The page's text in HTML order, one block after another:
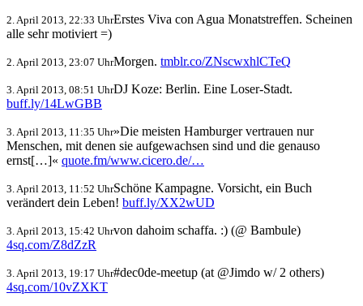
2. April 2013, 22:33 UhrErstes Viva con Agua Monatstreffen. Scheinen
alle sehr motiviert =)
2. April 2013, 23:07 UhrMorgen. tmblr.co/ZNscwxhlCTeQ
3. April 2013, 08:51 UhrDJ Koze: Berlin. Eine Loser-Stadt.
buff.ly/14LwGBB
3. April 2013, 11:35 Uhr»Die meisten Hamburger vertrauen nur
Menschen, mit denen sie aufgewachsen sind und die genauso
ernst[…]« quote.fm/www.cicero.de/…
3. April 2013, 11:52 UhrSchöne Kampagne. Vorsicht, ein Buch
verändert dein Leben! buff.ly/XX2wUD
3. April 2013, 15:42 Uhrvon dahoim schaffa. :) (@ Bambule)
4sq.com/Z8dZzR
3. April 2013, 19:17 Uhr#dec0de-meetup (at @Jimdo w/ 2 others)
4sq.com/10vZXKT